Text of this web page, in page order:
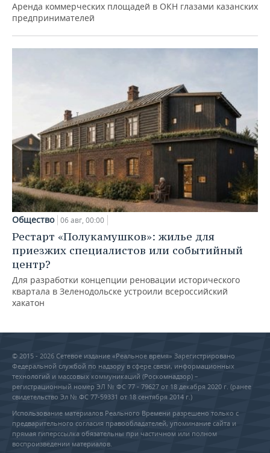
Аренда коммерческих площадей в ОКН глазами казанских
предпринимателей
Общество 06 авг, 00:00
Рестарт «Полукамушков»: жилье для
приезжих специалистов или событийный
центр?
Для разработки концепции реновации исторического
квартала в Зеленодольске устроили всероссийский
хакатон
© 2015 - 2026 Сетевое издание «Реальное время» Зарегистрировано
Федеральной службой по надзору в сфере связи, информационных
технологий и массовых коммуникаций (Роскомнадзор) –
регистрационный номер ЭЛ № ФС 77 - 79627 от 18 декабря 2020 г. (ранее
свидетельство Эл № ФС 77-59331 от 18 сентября 2014 г.)
Использование материалов Реального Времени разрешено только с
предварительного согласия правообладателей, упоминание сайта и
прямая гиперссылка обязательны при частичном или полном
воспроизведении материалов.